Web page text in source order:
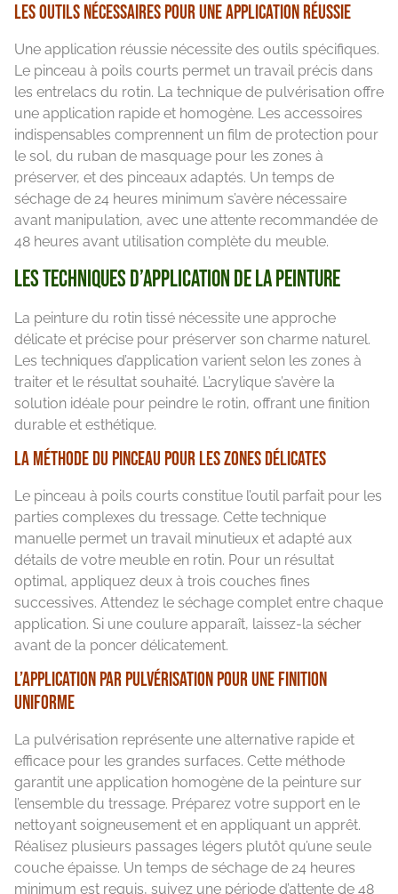
Les outils nécessaires pour une application réussie
Une application réussie nécessite des outils spécifiques.
Le pinceau à poils courts permet un travail précis dans
les entrelacs du rotin. La technique de pulvérisation offre
une application rapide et homogène. Les accessoires
indispensables comprennent un film de protection pour
le sol, du ruban de masquage pour les zones à
préserver, et des pinceaux adaptés. Un temps de
séchage de 24 heures minimum s’avère nécessaire
avant manipulation, avec une attente recommandée de
48 heures avant utilisation complète du meuble.
Les techniques d’application de la peinture
La peinture du rotin tissé nécessite une approche
délicate et précise pour préserver son charme naturel.
Les techniques d’application varient selon les zones à
traiter et le résultat souhaité. L’acrylique s’avère la
solution idéale pour peindre le rotin, offrant une finition
durable et esthétique.
La méthode du pinceau pour les zones délicates
Le pinceau à poils courts constitue l’outil parfait pour les
parties complexes du tressage. Cette technique
manuelle permet un travail minutieux et adapté aux
détails de votre meuble en rotin. Pour un résultat
optimal, appliquez deux à trois couches fines
successives. Attendez le séchage complet entre chaque
application. Si une coulure apparaît, laissez-la sécher
avant de la poncer délicatement.
L’application par pulvérisation pour une finition
uniforme
La pulvérisation représente une alternative rapide et
efficace pour les grandes surfaces. Cette méthode
garantit une application homogène de la peinture sur
l’ensemble du tressage. Préparez votre support en le
nettoyant soigneusement et en appliquant un apprêt.
Réalisez plusieurs passages légers plutôt qu’une seule
couche épaisse. Un temps de séchage de 24 heures
minimum est requis, suivez une période d’attente de 48